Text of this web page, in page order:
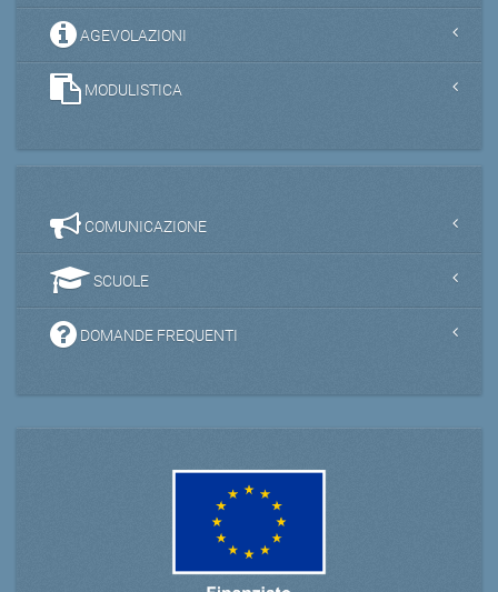
AGEVOLAZIONI
MODULISTICA
COMUNICAZIONE
SCUOLE
DOMANDE FREQUENTI